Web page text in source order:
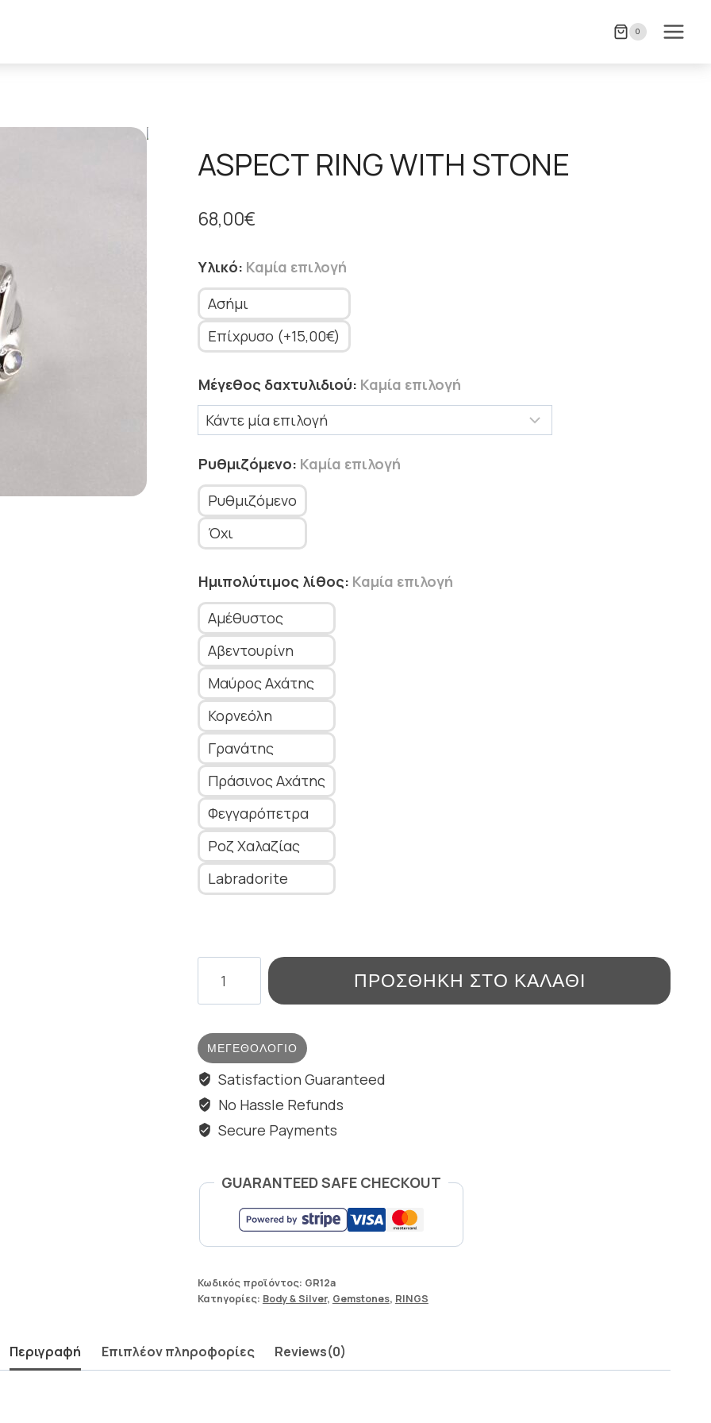
0
ASPECT RING WITH STONE
68,00€
Υλικό: Καμία επιλογή
Ασήμι
Επίχρυσο (+15,00€)
Μέγεθος δαχτυλιδιού: Καμία επιλογή
Ρυθμιζόμενο: Καμία επιλογή
Ρυθμιζόμενο
Όχι
Ημιπολύτιμος λίθος: Καμία επιλογή
Αμέθυστος
Αβεντουρίνη
Μαύρος Αχάτης
Κορνεόλη
Γρανάτης
Πράσινος Αχάτης
Φεγγαρόπετρα
Ροζ Χαλαζίας
Labradorite
RING
STONE
ποσότητα
ΠΡΟΣΘΉΚΗ ΣΤΟ ΚΑΛΆΘΙ
ΜΕΓΕΘΟΛΌΓΙΟ
Satisfaction Guaranteed
No Hassle Refunds
Secure Payments
GUARANTEED SAFE CHECKOUT
Κωδικός προϊόντος: GR12a
Κατηγορίες: Body & Silver, Gemstones, RINGS
Περιγραφή Επιπλέον πληροφορίες Reviews(0)